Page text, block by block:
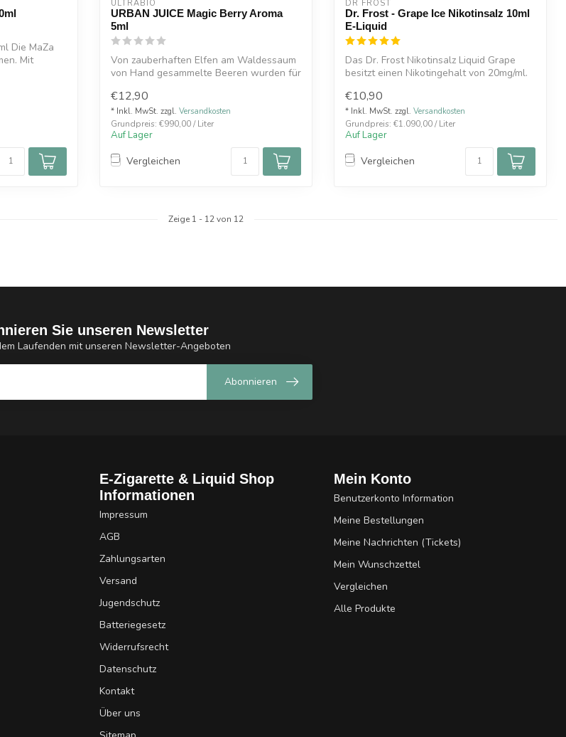
Die MaZa
Mit
ULTRABIO
URBAN JUICE Magic Berry Aroma
5ml
Von zauberhaften Elfen am Waldessaum
von Hand gesammelte Beeren wurden für
€12,90
* Inkl. MwSt. zzgl. Versandkosten
Grundpreis: €990,00 / Liter
Auf Lager
Vergleichen
DR FROST
Dr. Frost - Grape Ice Nikotinsalz 10ml
E-Liquid
Das Dr. Frost Nikotinsalz Liquid Grape
besitzt einen Nikotingehalt von 20mg/ml.
€10,90
* Inkl. MwSt. zzgl. Versandkosten
Grundpreis: €1.090,00 / Liter
Auf Lager
Vergleichen
Zeige 1 - 12von 12
Sie unseren Newsletter
Laufenden mit unseren Newsletter-Angeboten
Abonnieren
E-Zigarette & Liquid Shop
Informationen
Impressum
AGB
Zahlungsarten
Versand
Jugendschutz
Batteriegesetz
Widerrufsrecht
Datenschutz
Kontakt
Über uns
Mein Konto
Benutzerkonto Information
Meine Bestellungen
Meine Nachrichten (Tickets)
Mein Wunschzettel
Vergleichen
Alle Produkte